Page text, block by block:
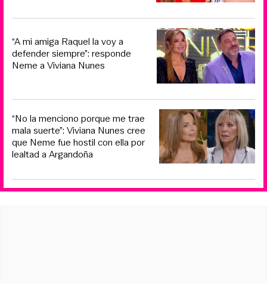
“A mi amiga Raquel la voy a
defender siempre”: responde
Neme a Viviana Nunes
“No la menciono porque me trae
mala suerte”: Viviana Nunes cree
que Neme fue hostil con ella por
lealtad a Argandoña